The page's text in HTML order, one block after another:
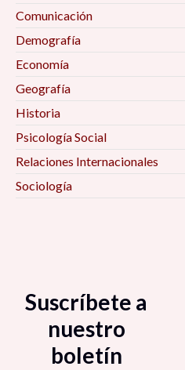
Comunicación
Demografía
Economía
Geografía
Historia
Psicología Social
Relaciones Internacionales
Sociología
Suscríbete a
nuestro
boletín